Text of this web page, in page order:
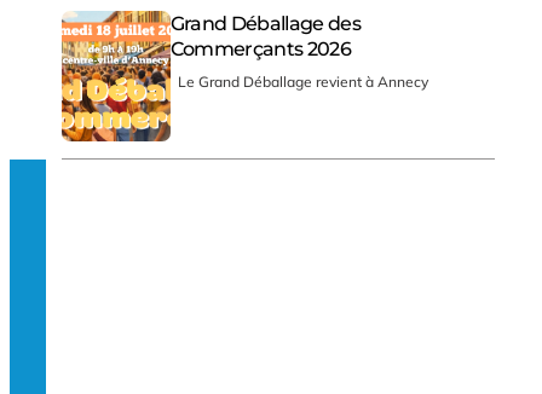
Grand Déballage des
Commerçants 2026
Le Grand Déballage revient à Annecy